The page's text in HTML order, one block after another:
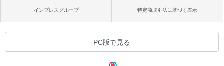
インプレスグループ 特定商取引法に基づく表示
PC版で見る